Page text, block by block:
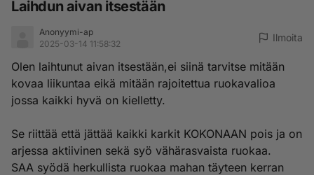
Laihdun aivan itsestään
Anonyymi-ap
2025-03-14 11:58:32
Ilmoita
Olen laihtunut aivan itsestään,ei siinä tarvitse mitään
kovaa liikuntaa eikä mitään rajoitettua ruokavalioa
jossa kaikki hyvä on kielletty.
Se riittää että jättää kaikki karkit KOKONAAN pois ja on
arjessa aktiivinen sekä syö vähärasvaista ruokaa.
SAA syödä herkullista ruokaa mahan täyteen kerran